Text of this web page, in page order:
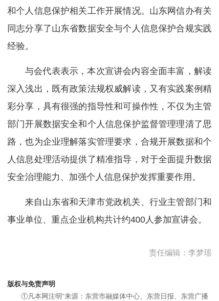
和个人信息保护相关工作开展情况。山东网信办有关
同志分享了山东省数据安全与个人信息保护合规实践
经验。
与会代表表示，本次宣讲会内容全面丰富，解读
深入浅出，既有政策法规权威解读，又有实践案例精
彩分享，具有很强的指导性和可操作性，不仅为主管
部门开展数据安全和个人信息保护监督管理理清了思
路，也为企业理解落实管理要求，合规开展数据和个
人信息处理活动提供了精准指导，对于全面提升数据
安全治理能力、加强个人信息保护发挥重要作用。
来自山东省和天津市党政机关、行业主管部门和
事业单位、重点企业机构共计约400人参加宣讲会。
责任编辑：李梦瑶
版权与免责声明
①凡本网注明“来源：东营市融媒体中心、东营日报、东营广播